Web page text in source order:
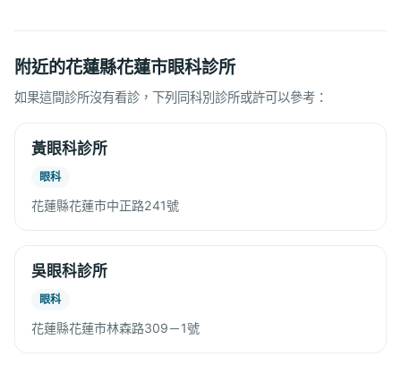
附近的花蓮縣花蓮市眼科診所
如果這間診所沒有看診，下列同科別診所或許可以參考：
黃眼科診所
眼科
花蓮縣花蓮市中正路241號
吳眼科診所
眼科
花蓮縣花蓮市林森路309－1號